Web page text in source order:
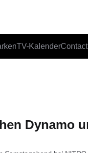
TV-KalenderContact
Dynamo